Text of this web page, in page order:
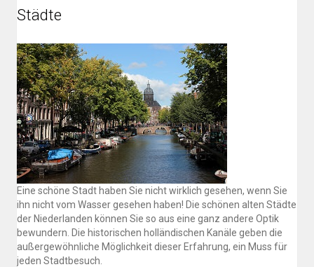
Städte
Eine schöne Stadt haben Sie nicht wirklich gesehen, wenn Sie
ihn nicht vom Wasser gesehen haben! Die schönen alten Städte
der Niederlanden können Sie so aus eine ganz andere Optik
bewundern. Die historischen holländischen Kanäle geben die
außergewöhnliche Möglichkeit dieser Erfahrung, ein Muss für
jeden Stadtbesuch.